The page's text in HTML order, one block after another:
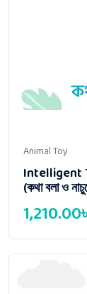
Animal Toy
Intelligent
(কথা বলা ও
1,210.00